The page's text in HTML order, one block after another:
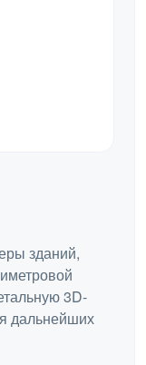
зданий,
3D-
дальнейших